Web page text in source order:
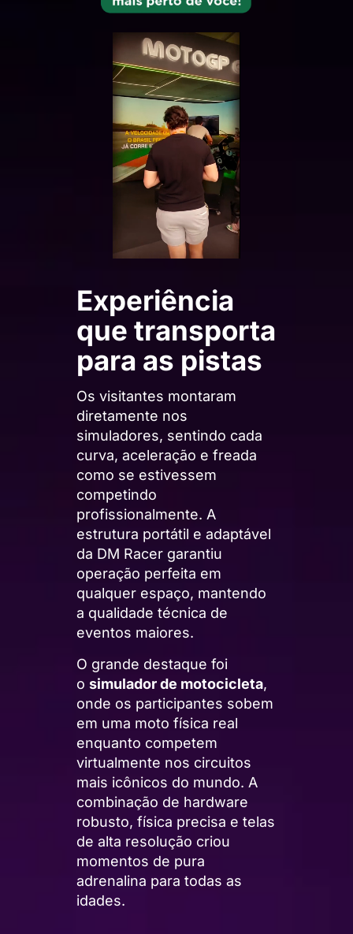
Experiência
que transporta
para as pistas
Os visitantes montaram
diretamente nos
simuladores, sentindo cada
curva, aceleração e freada
como se estivessem
competindo
profissionalmente. A
estrutura portátil e adaptável
da DM Racer garantiu
operação perfeita em
qualquer espaço, mantendo
a qualidade técnica de
eventos maiores.
O grande destaque foi
o simulador de motocicleta,
onde os participantes sobem
em uma moto física real
enquanto competem
virtualmente nos circuitos
mais icônicos do mundo. A
combinação de hardware
robusto, física precisa e telas
de alta resolução criou
momentos de pura
adrenalina para todas as
idades.